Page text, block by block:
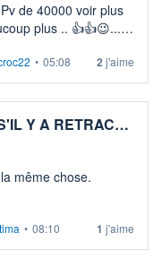
plus .. 👍👍😉...
• 05:08 2 j'aime
Y A RETRAC…
même chose.
sur la qualification
• 08:10 1 j'aime